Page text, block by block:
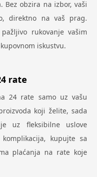
obzira na izbor, vaši
direktno na vaš prag.
rukovanje vašim
iskustvu.
rate
24 rate samo uz vašu
koji želite, sada
uz fleksibilne uslove
kupujte sa
plaćanja na rate koje